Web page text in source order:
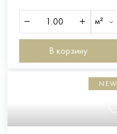
м²
В корзину
NEW